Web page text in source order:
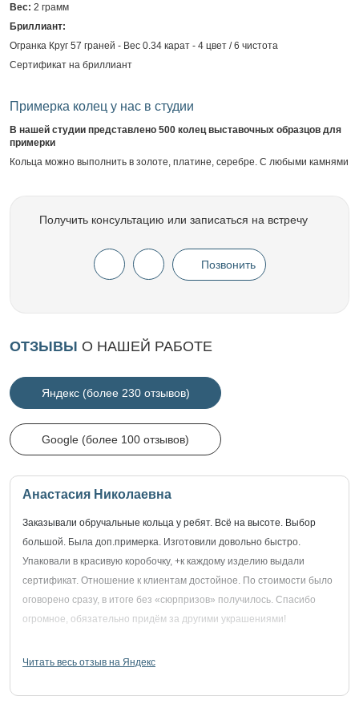
Вес: 2 грамм
Бриллиант:
Огранка Круг 57 граней - Вес 0.34 карат - 4 цвет / 6 чистота
Сертификат на бриллиант
Примерка колец у нас в студии
В нашей студии представлено 500 колец выставочных образцов для
примерки
Кольца можно выполнить в золоте, платине, серебре. С любыми камнями
Получить консультацию или записаться на встречу
Позвонить
ОТЗЫВЫ О НАШЕЙ РАБОТЕ
Яндекс (более 230 отзывов)
Google (более 100 отзывов)
Анастасия Николаевна
Заказывали обручальные кольца у ребят. Всё на высоте. Выбор
большой. Была доп.примерка. Изготовили довольно быстро.
Упаковали в красивую коробочку, +к каждому изделию выдали
сертификат. Отношение к клиентам достойное. По стоимости было
оговорено сразу, в итоге без «сюрпризов» получилось. Спасибо
огромное, обязательно придём за другими украшениями!
Читать весь отзыв на Яндекс